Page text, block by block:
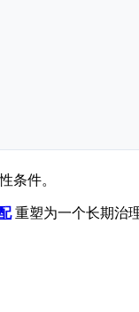
条件。
重塑为一个长期治